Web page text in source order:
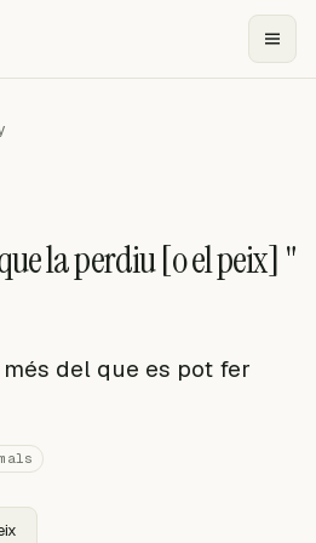
la perdiu [o el peix] "
del que es pot fer